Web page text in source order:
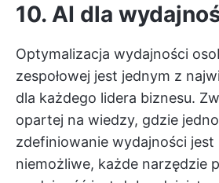
10. AI dla
Optymalizacja wydajności
zespołowej jest jednym z
dla każdego lidera biznesu.
opartej na wiedzy, gdzie
zdefiniowanie wydajności jest
niemożliwe, każde narzędzie